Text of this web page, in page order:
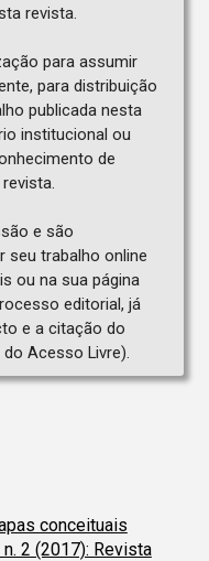
revista.
para assumir
para distribuição
publicada nesta
institucional ou
de
e são
seu trabalho online
ou na sua página
editorial, já
e a citação do
Acesso Livre).
conceituais
2 (2017): Revista